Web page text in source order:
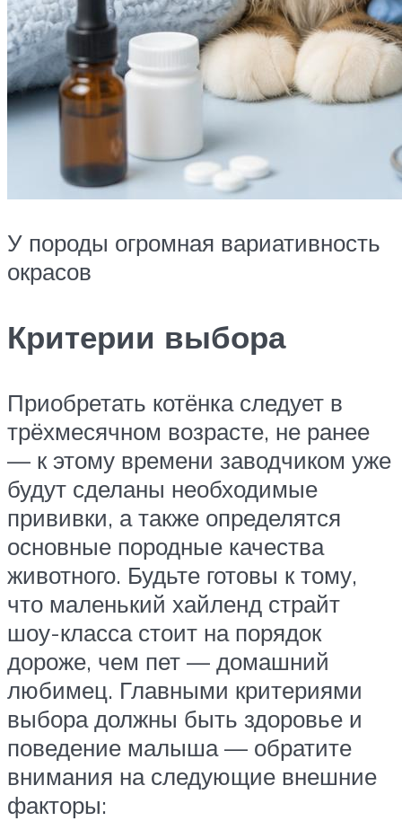
У породы огромная вариативность
окрасов
Критерии выбора
Приобретать котёнка следует в
трёхмесячном возрасте, не ранее
— к этому времени заводчиком уже
будут сделаны необходимые
прививки, а также определятся
основные породные качества
животного. Будьте готовы к тому,
что маленький хайленд страйт
шоу-класса стоит на порядок
дороже, чем пет — домашний
любимец. Главными критериями
выбора должны быть здоровье и
поведение малыша — обратите
внимания на следующие внешние
факторы: